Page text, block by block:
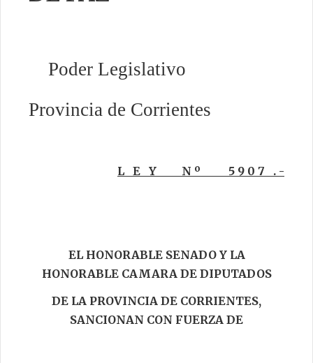
Poder Legislativo
Provincia de Corrientes
L E Y N º 5 9 0 7 . -
EL HONORABLE SENADO Y LA
HONORABLE CAMARA DE DIPUTADOS
DE LA PROVINCIA DE CORRIENTES,
SANCIONAN CON FUERZA DE